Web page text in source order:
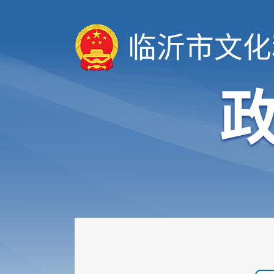
临沂市文